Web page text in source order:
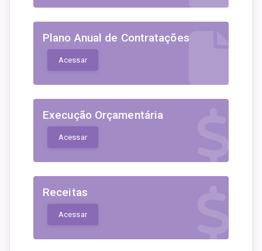
Plano Anual de Contratações
Acessar
Execução Orçamentária
Acessar
Receitas
Acessar